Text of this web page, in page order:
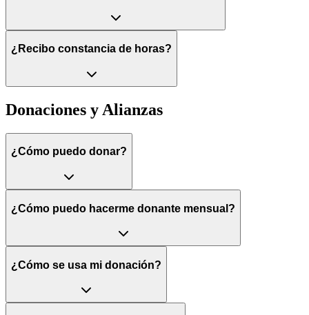
¿Recibo constancia de horas?
Donaciones y Alianzas
¿Cómo puedo donar?
¿Cómo puedo hacerme donante mensual?
¿Cómo se usa mi donación?